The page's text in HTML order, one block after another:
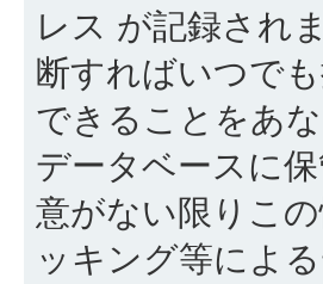
レス が記録され
断すればいつで
できることをあ
データベースに
意がない限りこ
ッキング等によ